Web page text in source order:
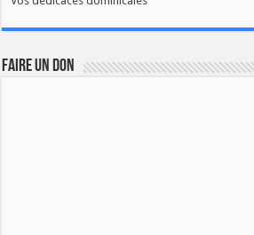
FAIRE UN DON